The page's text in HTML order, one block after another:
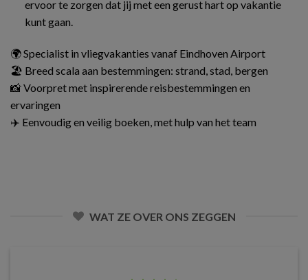
ervoor te zorgen dat jij met een gerust hart op vakantie
kunt gaan.
🌍 Specialist in vliegvakanties vanaf Eindhoven Airport
🏖️ Breed scala aan bestemmingen: strand, stad, bergen
📸 Voorpret met inspirerende reisbestemmingen en
ervaringen
✈️ Eenvoudig en veilig boeken, met hulp van het team
WAT ZE OVER ONS ZEGGEN